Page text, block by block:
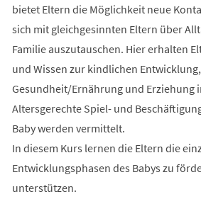
bietet Eltern die Möglichkeit neue
sich mit gleichgesinnten Eltern über
Familie auszutauschen. Hier erhalten
und Wissen zur kindlichen Entwicklung,
Gesundheit/Ernährung und Erziehung
Altersgerechte Spiel- und
Baby werden vermittelt.
In diesem Kurs lernen die Eltern die
Entwicklungsphasen des Babys zu
unterstützen.